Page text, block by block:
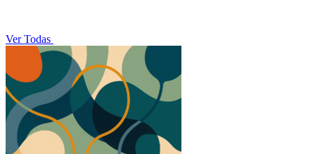
Ver Todas